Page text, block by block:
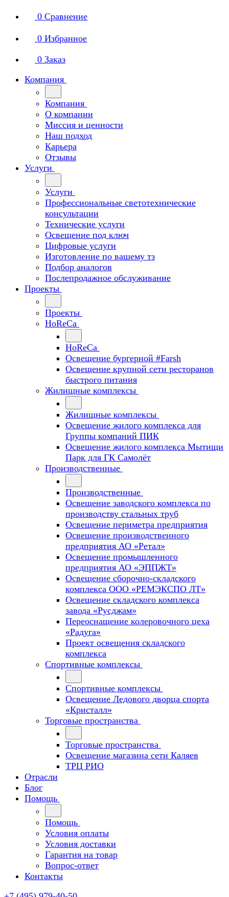
0 Сравнение
0 Избранное
0 Заказ
Компания
Компания
О компании
Миссия и ценности
Наш подход
Карьера
Отзывы
Услуги
Услуги
Профессиональные светотехнические
консультации
Технические услуги
Освещение под ключ
Цифровые услуги
Изготовление по вашему тз
Подбор аналогов
Послепродажное обслуживание
Проекты
Проекты
HoReCa
HoReCa
Освещение бургерной #Farsh
Освещение крупной сети ресторанов
быстрого питания
Жилищные комплексы
Жилищные комплексы
Освещение жилого комплекса для
Группы компаний ПИК
Освещение жилого комплекса Мытищи
Парк для ГК Самолёт
Производственные
Производственные
Освещение заводского комплекса по
производству стальных труб
Освещение периметра предприятия
Освещение производственного
предприятия АО «Ретал»
Освещение промышленного
предприятия АО «ЭППЖТ»
Освещение сборочно-складского
комплекса ООО «РЕМЭКСПО ЛТ»
Освещение складского комплекса
завода «Русджам»
Переоснащение колеровочного цеха
«Радуга»
Проект освещения складского
комплекса
Спортивные комплексы
Спортивные комплексы
Освещение Ледового дворца спорта
«Кристалл»
Торговые пространства
Торговые пространства
Освещение магазина сети Каляев
ТРЦ РИО
Отрасли
Блог
Помощь
Помощь
Условия оплаты
Условия доставки
Гарантия на товар
Вопрос-ответ
Контакты